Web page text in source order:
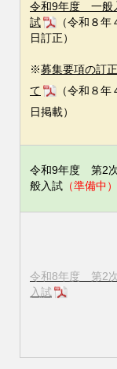
令和9年度 一般
試
（令和８年
日訂正）
※募集要項の訂
て
（令和８年
日掲載）
令和9年度 第2
般入試 （準備中）
令和8年度 第2
入試